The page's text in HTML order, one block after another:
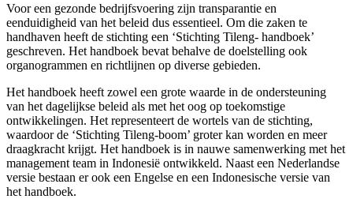
Voor een gezonde bedrijfsvoering zijn transparantie en
eenduidigheid van het beleid dus essentieel. Om die zaken te
handhaven heeft de stichting een ‘Stichting Tileng- handboek’
geschreven. Het handboek bevat behalve de doelstelling ook
organogrammen en richtlijnen op diverse gebieden.
Het handboek heeft zowel een grote waarde in de ondersteuning
van het dagelijkse beleid als met het oog op toekomstige
ontwikkelingen. Het representeert de wortels van de stichting,
waardoor de ‘Stichting Tileng-boom’ groter kan worden en meer
draagkracht krijgt. Het handboek is in nauwe samenwerking met het
management team in Indonesië ontwikkeld. Naast een Nederlandse
versie bestaan er ook een Engelse en een Indonesische versie van
het handboek.